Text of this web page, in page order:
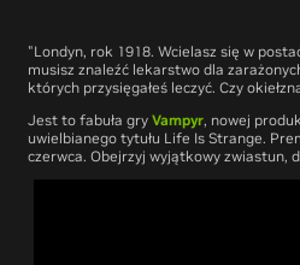
"Londyn, rok 1918. Wcielasz się w
musisz znaleźć lekarstwo dla
których przysięgałeś leczyć. Czy
Jest to fabuła gry Vampyr, nowej
uwielbianego tytułu Life Is Strange.
czerwca. Obejrzyj wyjątkowy zwiastun,